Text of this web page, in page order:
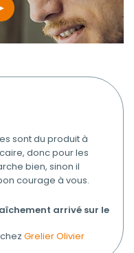
sont du produit à
donc pour les
bien, sinon il
courage à vous.
arrivé sur le
Grelier Olivier